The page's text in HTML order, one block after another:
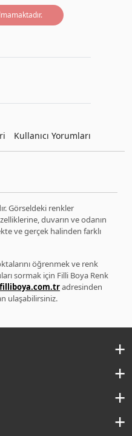
Kullanıcı Yorumları
Görseldeki renkler
duvarın ve odanın
ve gerçek halinden farklı
öğrenmek ve renk
sormak için Filli Boya Renk
adresinden
ulaşabilirsiniz.